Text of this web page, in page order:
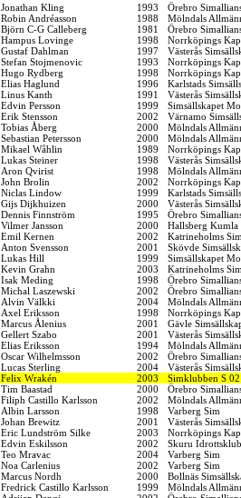
Jonathan Kling 1993
Örebro
Robin Andréasson 1988
Mölndals
Björn C-G Calleberg 1981
Örebro
Hampus Lovinge 1998
Norrköpings
Gustaf Dahlman 1997
Västerås
Stefan Stojmenovic 1993
Norrköpings
Hugo Rydberg 1998
Norrköpings
Elias Haglund 1996
Karlstads
Linus Kanth 1991
Västerås
Edvin Persson 1999
Simsällskapet
Erik Stensson 2002
Värnamo
Tobias Åberg 2000
Mölndals
Sebastian Petersson 2000
Mölndals
Mikael Wåhlin 1989
Norrköpings
Lukas Steiner 1998
Västerås
Aron Qvirist 1998
Mölndals
John Brolin 2002
Norrköpings
Niclas Lindow 1999
Karlstads
Gijs Dijkhuizen 2000
Västerås
Dennis Finnström 1995
Örebro
Vilmer Jansson 2000
Hallsberg
Emil Kernen 2002
Katrineholms
Anton Svensson
2001
Skövde
Lukas Hill 1999
Simsällskapet
Kevin Grahn 2003
Katrineholms
Isak Meding 1998
Örebro
Michal Laszewski 2002
Örebro
Alvin Välkki 2004
Mölndals
Axel Eriksson 1998
Norrköpings
Marcus Ålenius 2001
Gävle
Gellert Szabo 2001
Västerås
Elias Eriksson 1994
Mölndals
Oscar Wilhelmsson
2002
Örebro
Lucas Sterling 2004
Västerås
Felix Wrakén 2003
Simklubben S 02
Tim Baastad 2000
Örebro
Filiph Castillo Karlsson 2002
Mölndals
Albin Larsson
1998
Varberg Sim
Johan Brewitz 2001
Västerås
Eric Lundström Silke 2003
Norrköpings
Edvin Eskilsson 2002
Skuru
Teo Mravac 2004
Varberg Sim
Noa Carlenius 2002
Varberg Sim
Marcus Nordh 2000
Bollnäs
Fredrick Castillo Karlsson 1999
Mölndals